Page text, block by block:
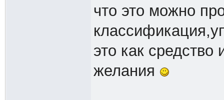
что это можно
это как
желания